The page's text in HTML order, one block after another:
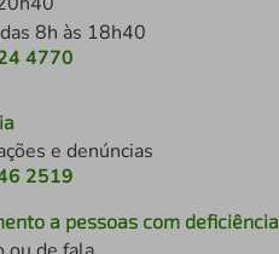
8h às 18h40
4770
e denúncias
2519
a pessoas com deficiência